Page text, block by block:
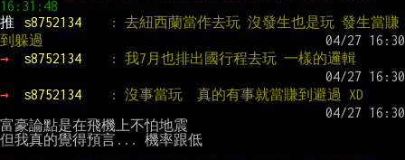
推
s8752134
: 去紐西蘭當作去玩 沒發生也是玩 發生當賺
到躲過
→
s8752134 : 我7月也排出國行程去玩 一樣的邏輯
→ s8752134
: 沒事當玩  真的有事就當賺到避過 XD
富豪論點是在飛機上不怕地震
但我真的覺得預言... 機率跟低